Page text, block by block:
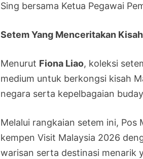
Sing bersama Ketua Pegawai
Setem Yang Menceritakan
Menurut Fiona Liao, koleksi
medium untuk berkongsi kisah
negara serta kepelbagaian
Melalui rangkaian setem ini,
kempen Visit Malaysia 2026
warisan serta destinasi menarik